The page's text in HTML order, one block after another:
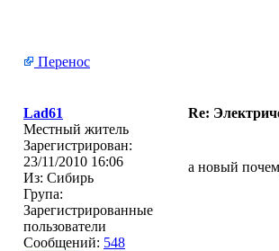
Перенос
Lad61 Re:
Местный житель
Зарегистрирован:
23/11/2010 16:06
Из: Сибирь
Група:
Зарегистрированные
пользователи
Сообщений: 548
а новый